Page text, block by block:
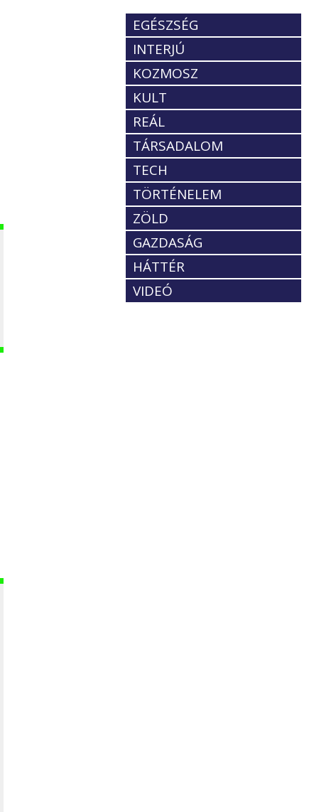
EGÉSZSÉG
INTERJÚ
KOZMOSZ
KULT
REÁL
TÁRSADALOM
TECH
TÖRTÉNELEM
ZÖLD
GAZDASÁG
HÁTTÉR
VIDEÓ